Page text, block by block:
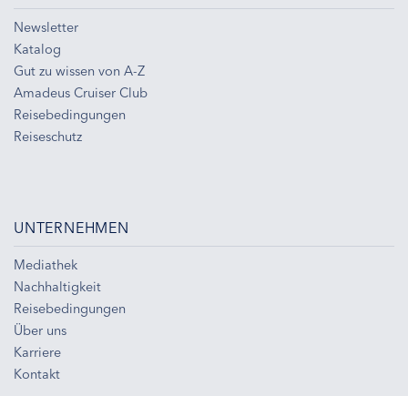
Newsletter
Katalog
Gut zu wissen von A-Z
Amadeus Cruiser Club
Reisebedingungen
Reiseschutz
UNTERNEHMEN
Mediathek
Nachhaltigkeit
Reisebedingungen
Über uns
Karriere
Kontakt